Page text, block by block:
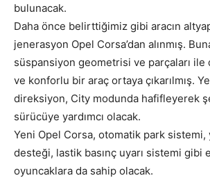
bulunacak.
Daha önce belirttiğimiz gibi aracın
jenerasyon Opel Corsa’dan alınmış.
süspansiyon geometrisi ve parçaları ile
ve konforlu bir araç ortaya çıkarılmış.
direksiyon, City modunda hafifleyerek
sürücüye yardımcı olacak.
Yeni Opel Corsa, otomatik park sistemi,
desteği, lastik basınç uyarı sistemi gibi
oyuncaklara da sahip olacak.